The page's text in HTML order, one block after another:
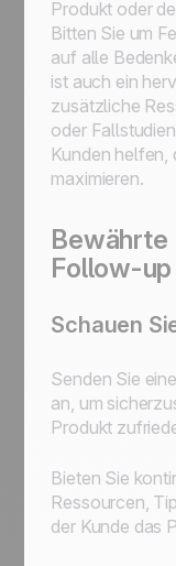
Produkt oder
Bitten Sie um
auf alle
ist auch ein
zusätzliche
oder
Kunden
maximieren.
Bewährte
Follow-
Schauen
Senden Sie
an, um
Produkt
Bieten Sie
Ressourcen,
der Kunde das